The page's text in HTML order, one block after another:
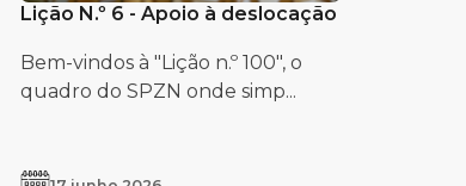
Lição N.º 6 - Apoio à deslocação
Bem-vindos à "Lição n.º 100", o
quadro do SPZN onde simp...